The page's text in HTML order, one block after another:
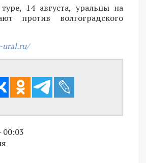
14 августа, уральцы на
против волгоградского
00:03